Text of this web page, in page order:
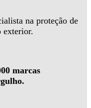
na proteção de
exterior.
marcas